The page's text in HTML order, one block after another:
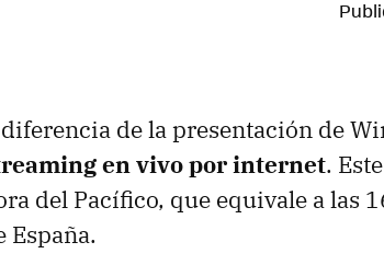
de la presentación de
en vivo por internet.
del Pacífico, que equivale a las
España.